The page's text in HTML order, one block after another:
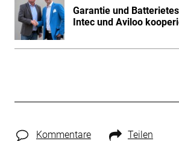
Garantie und
Intec und Aviloo
Kommentare Teilen